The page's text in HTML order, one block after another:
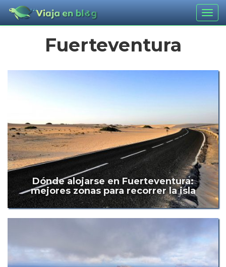
Fuerteventura
Dónde alojarse en Fuerteventura:
mejores zonas para recorrer la isla